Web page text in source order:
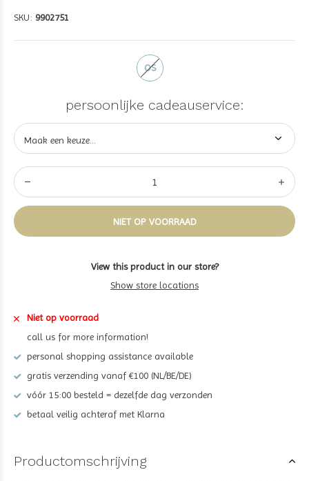
SKU: 9902751
OS
persoonlijke cadeauservice:
NIET OP VOORRAAD
View this product in our store?
Show store locations
Niet op voorraad
call us for more information!
personal shopping assistance available
gratis verzending vanaf €100 (NL/BE/DE)
vóór 15:00 besteld = dezelfde dag verzonden
betaal veilig achteraf met Klarna
Productomschrijving